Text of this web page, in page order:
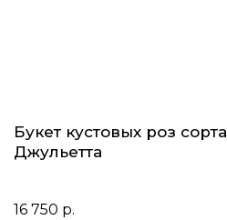
Букет кустовых роз сорта
Джульетта
16 750 р.